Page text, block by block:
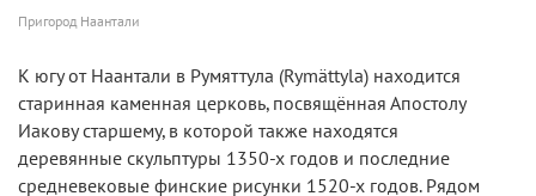
Пригород Наантали
К югу от Наантали в Румяттула (Rymättyla) находится
старинная каменная церковь, посвящённая Апостолу
Иакову старшему, в которой также находятся
деревянные скульптуры 1350-х годов и последние
средневековые финские рисунки 1520-х годов. Рядом